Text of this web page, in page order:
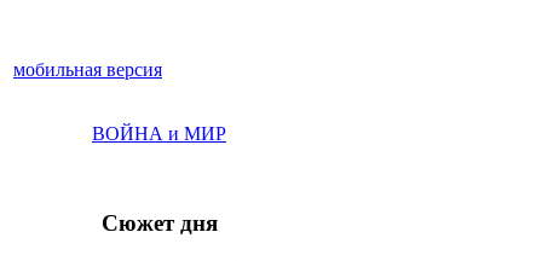
мобильная версия
ВОЙНА и МИР
Сюжет дня